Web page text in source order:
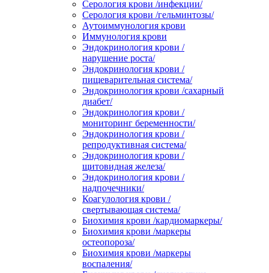
Серология крови /инфекции/
Серология крови /гельминтозы/
Аутоиммунология крови
Иммунология крови
Эндокринология крови /
нарушение роста/
Эндокринология крови /
пищеварительная система/
Эндокринология крови /сахарный
диабет/
Эндокринология крови /
мониторинг беременности/
Эндокринология крови /
репродуктивная система/
Эндокринология крови /
щитовидная железа/
Эндокринология крови /
надпочечники/
Коагулология крови /
свертывающая система/
Биохимия крови /кардиомаркеры/
Биохимия крови /маркеры
остеопороза/
Биохимия крови /маркеры
воспаления/